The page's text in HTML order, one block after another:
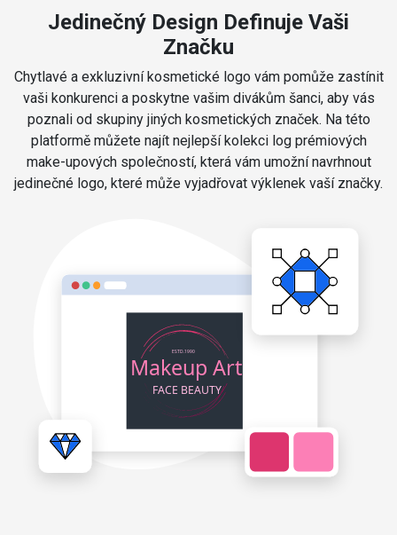
Jedinečný Design Definuje Vaši
Značku
Chytlavé a exkluzivní kosmetické logo vám pomůže zastínit
vaši konkurenci a poskytne vašim divákům šanci, aby vás
poznali od skupiny jiných kosmetických značek. Na této
platformě můžete najít nejlepší kolekci log prémiových
make-upových společností, která vám umožní navrhnout
jedinečné logo, které může vyjadřovat výklenek vaší značky.